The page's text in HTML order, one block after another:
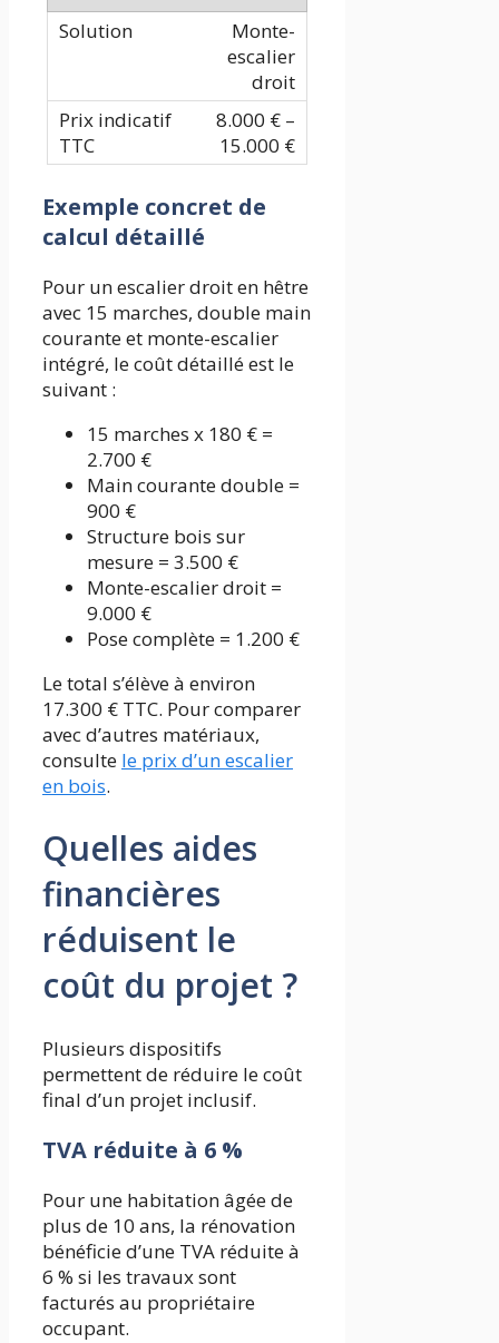
Monte-
escalier
droit
8.000 € –
15.000 €
Exemple concret de
calcul détaillé
Pour un escalier droit en hêtre
avec 15 marches, double main
courante et monte-escalier
intégré, le coût détaillé est le
suivant :
15 marches x 180 € =
2.700 €
Main courante double =
900 €
Structure bois sur
mesure = 3.500 €
Monte-escalier droit =
9.000 €
Pose complète = 1.200 €
Le total s’élève à environ
17.300 € TTC. Pour comparer
avec d’autres matériaux,
consulte le prix d’un escalier
en bois.
Quelles aides
financières
réduisent le
coût du projet ?
Plusieurs dispositifs
permettent de réduire le coût
final d’un projet inclusif.
TVA réduite à 6 %
Pour une habitation âgée de
plus de 10 ans, la rénovation
bénéficie d’une TVA réduite à
6 % si les travaux sont
facturés au propriétaire
occupant.